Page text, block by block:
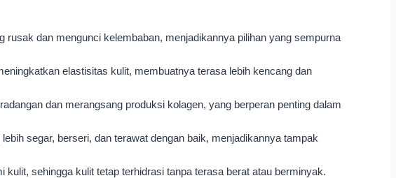
rusak dan mengunci kelembaban, menjadikannya pilihan yang sempurna
elastisitas kulit, membuatnya terasa lebih kencang dan
dan merangsang produksi kolagen, yang berperan penting dalam
segar, berseri, dan terawat dengan baik, menjadikannya tampak
sehingga kulit tetap terhidrasi tanpa terasa berat atau berminyak.